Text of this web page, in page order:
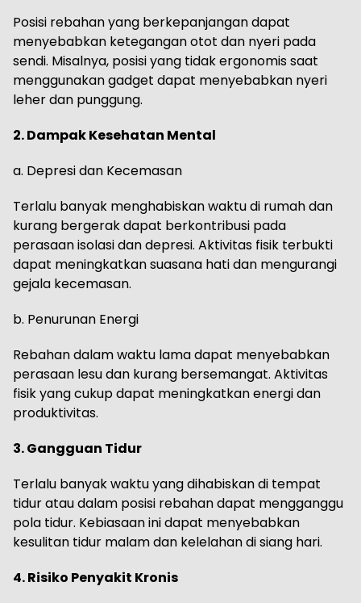
Posisi rebahan yang berkepanjangan dapat
menyebabkan ketegangan otot dan nyeri pada
sendi. Misalnya, posisi yang tidak ergonomis saat
menggunakan gadget dapat menyebabkan nyeri
leher dan punggung.
2. Dampak Kesehatan Mental
a. Depresi dan Kecemasan
Terlalu banyak menghabiskan waktu di rumah dan
kurang bergerak dapat berkontribusi pada
perasaan isolasi dan depresi. Aktivitas fisik terbukti
dapat meningkatkan suasana hati dan mengurangi
gejala kecemasan.
b. Penurunan Energi
Rebahan dalam waktu lama dapat menyebabkan
perasaan lesu dan kurang bersemangat. Aktivitas
fisik yang cukup dapat meningkatkan energi dan
produktivitas.
3. Gangguan Tidur
Terlalu banyak waktu yang dihabiskan di tempat
tidur atau dalam posisi rebahan dapat mengganggu
pola tidur. Kebiasaan ini dapat menyebabkan
kesulitan tidur malam dan kelelahan di siang hari.
4. Risiko Penyakit Kronis